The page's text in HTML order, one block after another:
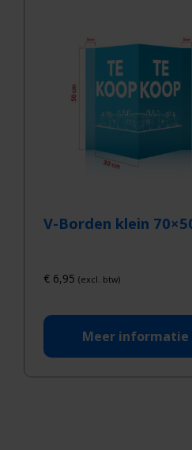
V-Borden klein
€ 6,95 (excl. btw)
Meer informatie